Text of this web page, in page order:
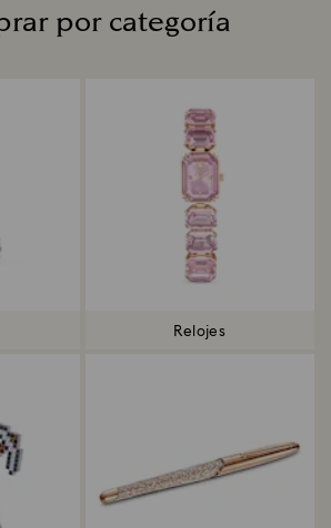
por categoría
Relojes